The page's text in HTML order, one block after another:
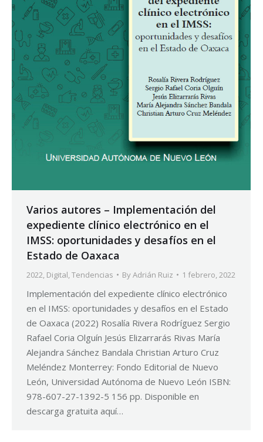
Varios autores – Implementación del
expediente clínico electrónico en el
IMSS: oportunidades y desafíos en el
Estado de Oaxaca
2022, Digital,Tendencias ByAdrián Ruiz 1 febrero, 2022
Implementación del expediente clínico electrónico
en el IMSS: oportunidades y desafíos en el Estado
de Oaxaca (2022) Rosalía Rivera Rodríguez Sergio
Rafael Coria Olguín Jesús Elizarrarás Rivas María
Alejandra Sánchez Bandala Christian Arturo Cruz
Meléndez Monterrey: Fondo Editorial de Nuevo
León, Universidad Autónoma de Nuevo León ISBN:
978-607-27-1392-5 156 pp. Disponible en
descarga gratuita aquí…